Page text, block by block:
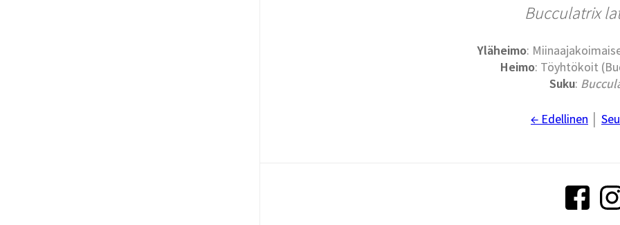
Bucculatrix
Yläheimo:
Heimo: Töyhtökoit
Suku:
← Edellinen